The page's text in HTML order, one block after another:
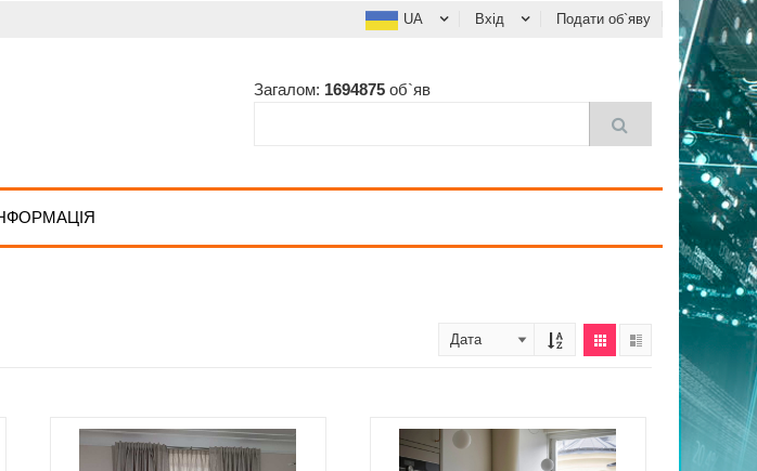
UA Вхід Подати об`яву
Загалом: 1694875об`яв